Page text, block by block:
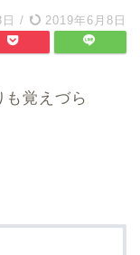
/ 2019年6月8日
も覚えづら